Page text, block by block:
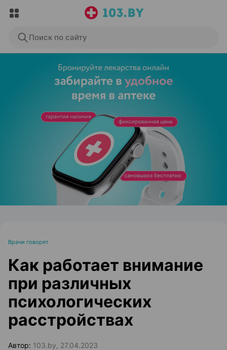
Поиск по сайту
ЭФФЕКТИВНАЯ РЕКЛАМА НА САЙТЕ
Врачи говорят
Как работает внимание
при различных
психологических
расстройствах
Автор: 103.by, 27.04.2023